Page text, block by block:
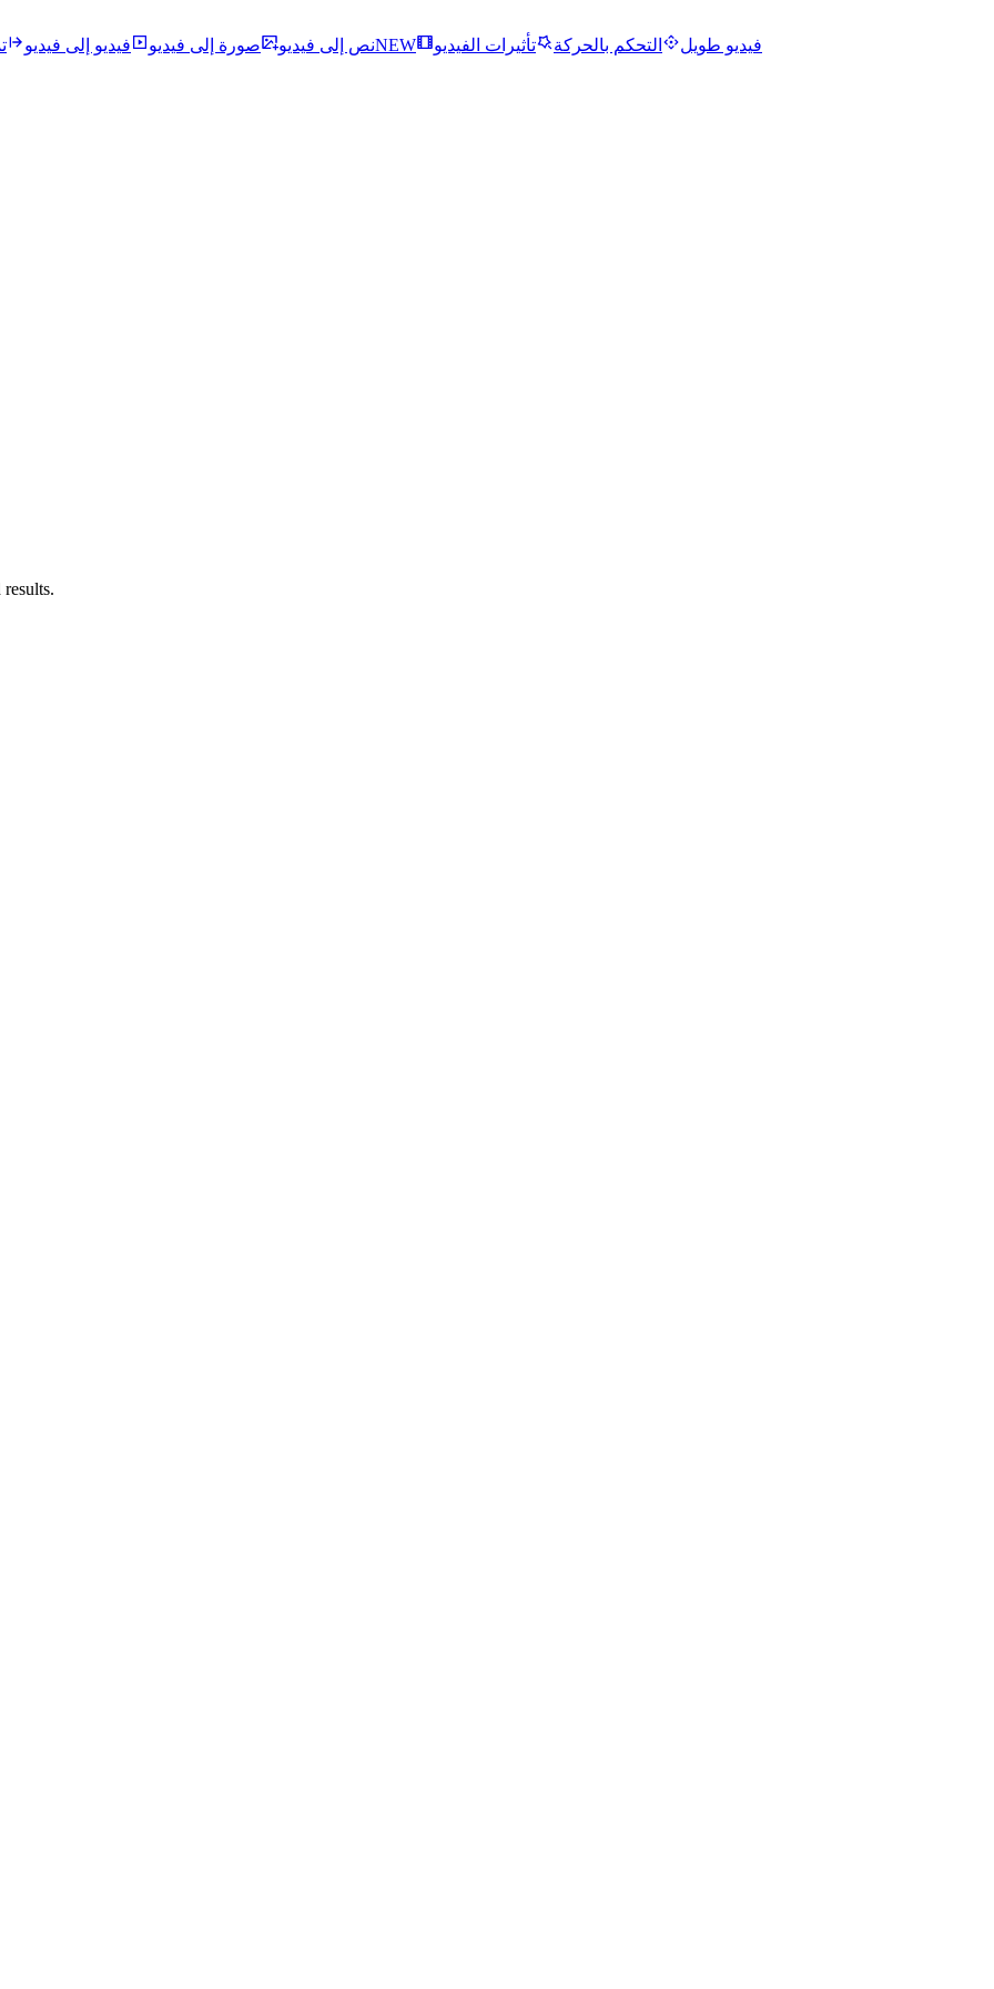
نص إلى فيديو صورة إلى فيديو فيديو إلى فيديو NEW فيديو طويل التحكم بالحركة تأثيرات الفيديو